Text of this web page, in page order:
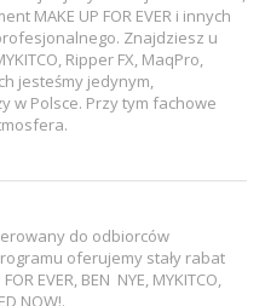
MAKE UP FOR EVER i innych
Znajdziesz u
Ripper FX, MaqPro,
jesteśmy jedynym,
w Polsce. Przy tym fachowe
do odbiorców
oferujemy stały rabat
EVER, BEN NYE, MYKITCO,
NOW!.